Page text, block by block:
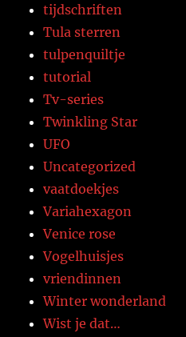
tijdschriften
Tula sterren
tulpenquiltje
tutorial
Tv-series
Twinkling Star
UFO
Uncategorized
vaatdoekjes
Variahexagon
Venice rose
Vogelhuisjes
vriendinnen
Winter wonderland
Wist je dat…